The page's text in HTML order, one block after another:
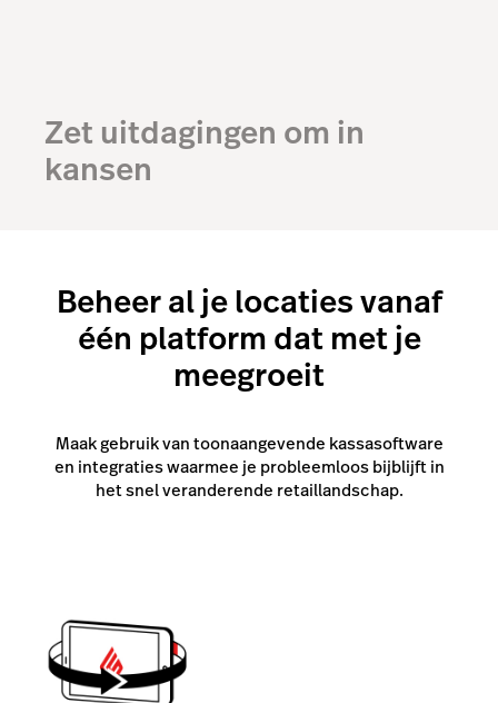
Zet uitdagingen om in
kansen
workflows en automatisering tot waardevolle
inzichten voor je volgende stap.
Beheer al je locaties vanaf
één platform dat met je
meegroeit
Maak gebruik van toonaangevende kassasoftware
en integraties waarmee je probleemloos bijblijft in
het snel veranderende retaillandschap.